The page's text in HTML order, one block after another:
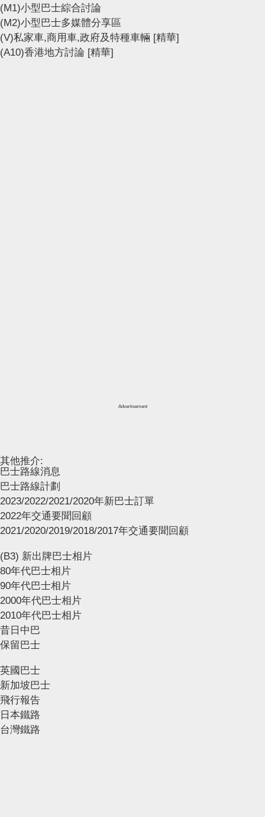
(M1)小型巴士綜合討論
(M2)小型巴士多媒體分享區
(V)私家車,商用車,政府及特種車輛 [精華]
(A10)香港地方討論 [精華]
Advertisement
其他推介:
巴士路線消息
巴士路線計劃
2023/2022/2021/2020年新巴士訂單
2022年交通要聞回顧
2021/2020/2019/2018/2017年交通要聞回顧
(B3) 新出牌巴士相片
80年代巴士相片
90年代巴士相片
2000年代巴士相片
2010年代巴士相片
昔日中巴
保留巴士
英國巴士
新加坡巴士
飛行報告
日本鐵路
台灣鐵路